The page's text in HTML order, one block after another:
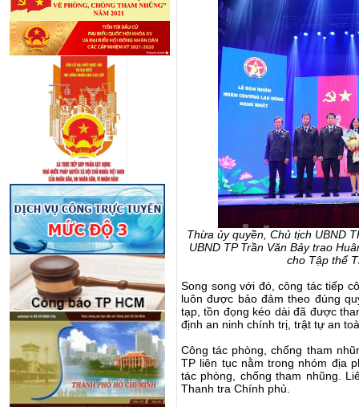
Thừa ủy quyền, Chủ tịch UBND
UBND TP Trần Văn Bảy trao
cho Tập thể
Song song với đó, công tác tiếp
luôn được bảo đảm theo đúng
tạp, tồn đọng kéo dài đã được
định an ninh chính trị, trật tự an
Công tác phòng, chống tham
TP liên tục nằm trong nhóm địa
tác phòng, chống tham nhũng.
Thanh tra Chính phủ.